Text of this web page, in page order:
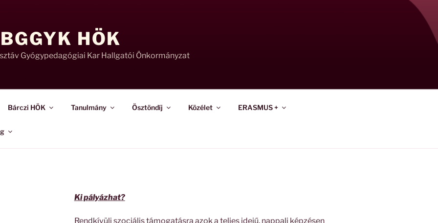
HÖK
Gyógypedagógiai Kar Hallgatói Önkormányzat
Bárczi HÖK Tanulmány Ösztöndíj Közélet ERASMUS +
Ki pályázhat?
Rendkívüli szociális támogatásra azok a teljes idejű, nappali képzésen